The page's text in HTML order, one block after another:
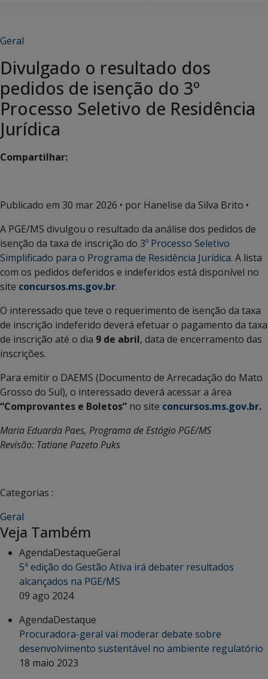
Geral
Divulgado o resultado dos
pedidos de isenção do 3º
Processo Seletivo de Residência
Jurídica
Compartilhar:
Publicado em 30 mar 2026 • por Hanelise da Silva Brito •
A PGE/MS divulgou o resultado da análise dos pedidos de
isenção da taxa de inscrição do 3º Processo Seletivo
Simplificado para o Programa de Residência Jurídica. A lista
com os pedidos deferidos e indeferidos está disponível no
site concursos.ms.gov.br.
O interessado que teve o requerimento de isenção da taxa
de inscrição indeferido deverá efetuar o pagamento da taxa
de inscrição até o dia 9 de abril, data de encerramento das
inscrições.
Para emitir o DAEMS (Documento de Arrecadação do Mato
Grosso do Sul), o interessado deverá acessar a área
“Comprovantes e Boletos” no site concursos.ms.gov.br.
Maria Eduarda Paes, Programa de Estágio PGE/MS
Revisão: Tatiane Pazeto Puks
Categorias :
Geral
Veja Também
AgendaDestaqueGeral
5ª edição do Gestão Ativa irá debater resultados
alcançados na PGE/MS
09 ago 2024
AgendaDestaque
Procuradora-geral vai moderar debate sobre
desenvolvimento sustentável no ambiente regulatório
18 maio 2023